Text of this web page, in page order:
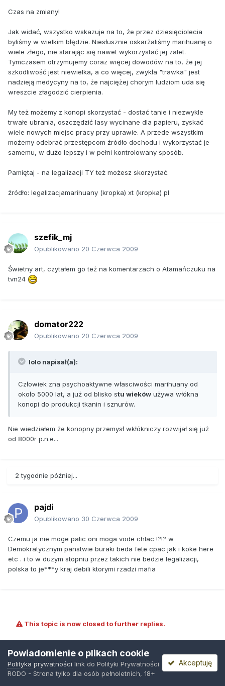
Czas na zmiany!
Jak widać, wszystko wskazuje na to, że przez dziesięciolecia
byliśmy w wielkim błędzie. Niesłusznie oskarżaliśmy marihuanę o
wiele złego, nie starając się nawet wykorzystać jej zalet.
Tymczasem otrzymujemy coraz więcej dowodów na to, że jej
szkodliwość jest niewielka, a co więcej, zwykła "trawka" jest
nadzieją medycyny na to, że najciężej chorym ludziom uda się
wreszcie złagodzić cierpienia.
My też możemy z konopi skorzystać - dostać tanie i niezwykle
trwałe ubrania, oszczędzić lasy wycinane dla papieru, zyskać
wiele nowych miejsc pracy przy uprawie. A przede wszystkim
możemy odebrać przestępcom źródło dochodu i wykorzystać je
samemu, w dużo lepszy i w pełni kontrolowany sposób.
Pamiętaj - na legalizacji TY też możesz skorzystać.
źródło: legalizacjamarihuany (kropka) xt (kropka) pl
szefik_mj
Opublikowano 20 Czerwca 2009
Świetny art, czytałem go też na komentarzach o Atamańczuku na
tvn24
domator222
Opublikowano 20 Czerwca 2009
lolo napisał(a):
Człowiek zna psychoaktywne własciwości marihuany od
około 5000 lat, a już od blisko stu wieków używa włókna
konopi do produkcji tkanin i sznurów.
Nie wiedziałem że konopny przemysł wkłókniczy rozwijał się już
od 8000r p.n.e...
2 tygodnie później...
pajdi
Opublikowano 30 Czerwca 2009
Czemu ja nie moge palic oni moga vode chlac !?!? w
Demokratycznym panstwie buraki beda fete cpac jak i koke here
etc . i to w duzym stopniu przez takich nie bedzie legalizacji,
polska to je***y kraj debili ktorymi rzadzi mafia
This topic is now closed to further replies.
Udostępnij Obserwujący
Powiadomienie o plikach cookie
Polityka prywatności link do Polityki Prywatności
RODO - Strona tylko dla osób pełnoletnich, 18+
Akceptuję